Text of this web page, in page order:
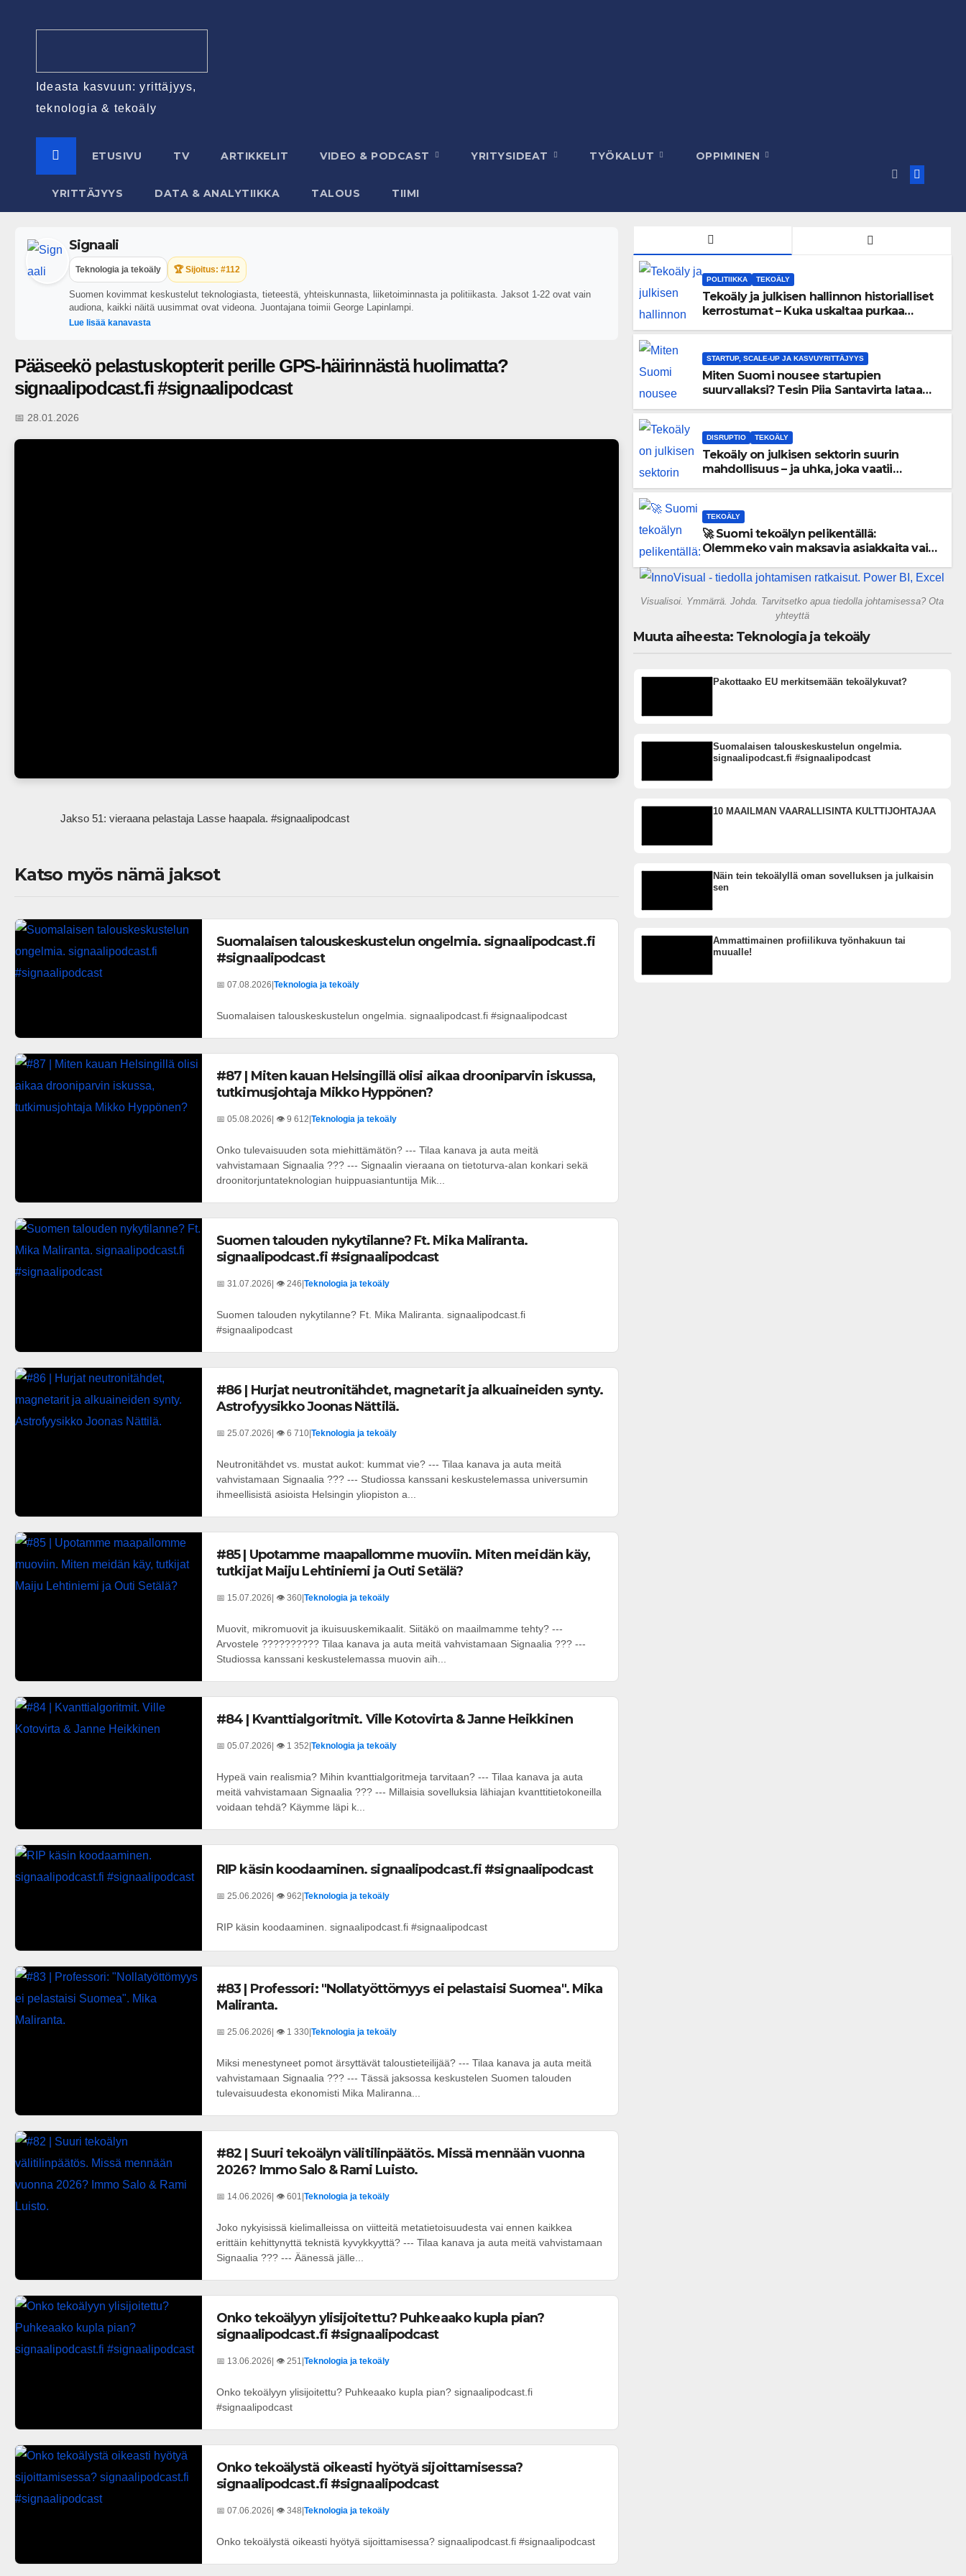
Ideasta kasvuun: yrittäjyys,
teknologia & tekoäly
ETUSIVU TV ARTIKKELIT VIDEO & PODCAST YRITYSIDEAT TYÖKALUT OPPIMINEN
YRITTÄJYYS DATA & ANALYTIIKKA TALOUS TIIMI
Signaali
Teknologia ja tekoäly 🏆 Sijoitus: #112
Suomen kovimmat keskustelut teknologiasta, tieteestä, yhteiskunnasta, liiketoiminnasta ja politiikasta. Jaksot 1-22 ovat vain
audiona, kaikki näitä uusimmat ovat videona. Juontajana toimii George Lapinlampi.
Lue lisää kanavasta
Pääseekö pelastuskopterit perille GPS-häirinnästä huolimatta?
signaalipodcast.fi #signaalipodcast
📅 28.01.2026
                Jakso 51: vieraana pelastaja Lasse haapala. #signaalipodcast
Katso myös nämä jaksot
Suomalaisen talouskeskustelun ongelmia. signaalipodcast.fi
#signaalipodcast
📅 07.08.2026 Teknologia ja tekoäly
Suomalaisen talouskeskustelun ongelmia. signaalipodcast.fi #signaalipodcast
#87 | Miten kauan Helsingillä olisi aikaa drooniparvin iskussa,
tutkimusjohtaja Mikko Hyppönen?
📅 05.08.2026 | 👁️ 9 612 Teknologia ja tekoäly
Onko tulevaisuuden sota miehittämätön? --- Tilaa kanava ja auta meitä
vahvistamaan Signaalia ??? --- Signaalin vieraana on tietoturva-alan konkari sekä
droonitorjuntateknologian huippuasiantuntija Mik...
Suomen talouden nykytilanne? Ft. Mika Maliranta.
signaalipodcast.fi #signaalipodcast
📅 31.07.2026 | 👁️ 246 Teknologia ja tekoäly
Suomen talouden nykytilanne? Ft. Mika Maliranta. signaalipodcast.fi
#signaalipodcast
#86 | Hurjat neutronitähdet, magnetarit ja alkuaineiden synty.
Astrofyysikko Joonas Nättilä.
📅 25.07.2026 | 👁️ 6 710 Teknologia ja tekoäly
Neutronitähdet vs. mustat aukot: kummat vie? --- Tilaa kanava ja auta meitä
vahvistamaan Signaalia ??? --- Studiossa kanssani keskustelemassa universumin
ihmeellisistä asioista Helsingin yliopiston a...
#85 | Upotamme maapallomme muoviin. Miten meidän käy,
tutkijat Maiju Lehtiniemi ja Outi Setälä?
📅 15.07.2026 | 👁️ 360 Teknologia ja tekoäly
Muovit, mikromuovit ja ikuisuuskemikaalit. Siitäkö on maailmamme tehty? ---
Arvostele ?????????? Tilaa kanava ja auta meitä vahvistamaan Signaalia ??? ---
Studiossa kanssani keskustelemassa muovin aih...
#84 | Kvanttialgoritmit. Ville Kotovirta & Janne Heikkinen
📅 05.07.2026 | 👁️ 1 352 Teknologia ja tekoäly
Hypeä vain realismia? Mihin kvanttialgoritmeja tarvitaan? --- Tilaa kanava ja auta
meitä vahvistamaan Signaalia ??? --- Millaisia sovelluksia lähiajan kvanttitietokoneilla
voidaan tehdä? Käymme läpi k...
RIP käsin koodaaminen. signaalipodcast.fi #signaalipodcast
📅 25.06.2026| 👁️ 962|Teknologia ja tekoäly
RIP käsin koodaaminen. signaalipodcast.fi #signaalipodcast
#83 | Professori: "Nollatyöttömyys ei pelastaisi Suomea". Mika
Maliranta.
📅 25.06.2026| 👁️ 1 330|Teknologia ja tekoäly
Miksi menestyneet pomot ärsyttävät taloustieteilijää? --- Tilaa kanava ja auta meitä
vahvistamaan Signaalia ??? --- Tässä jaksossa keskustelen Suomen talouden
tulevaisuudesta ekonomisti Mika Maliranna...
#82 | Suuri tekoälyn välitilinpäätös. Missä mennään vuonna
2026? Immo Salo & Rami Luisto.
📅 14.06.2026| 👁️ 601 |Teknologia ja tekoäly
Joko nykyisissä kielimalleissa on viitteitä metatietoisuudesta vai ennen kaikkea
erittäin kehittynyttä teknistä kyvykkyyttä? --- Tilaa kanava ja auta meitä vahvistamaan
Signaalia ??? --- Äänessä jälle...
Onko tekoälyyn ylisijoitettu? Puhkeaako kupla pian?
signaalipodcast.fi #signaalipodcast
📅 13.06.2026| 👁️ 251 |Teknologia ja tekoäly
Onko tekoälyyn ylisijoitettu? Puhkeaako kupla pian? signaalipodcast.fi
#signaalipodcast
Onko tekoälystä oikeasti hyötyä sijoittamisessa?
signaalipodcast.fi #signaalipodcast
📅 07.06.2026| 👁️ 348|Teknologia ja tekoäly
Onko tekoälystä oikeasti hyötyä sijoittamisessa? signaalipodcast.fi #signaalipodcast
POLITIIKKA TEKOÄLY
Tekoäly ja julkisen hallinnon historialliset
kerrostumat – Kuka uskaltaa purkaa
STARTUP, SCALE-UP JA KASVUYRITTÄJYYS
Miten Suomi nousee startupien
suurvallaksi? Tesin Piia Santavirta lataa
DISRUPTIO TEKOÄLY
Tekoäly on julkisen sektorin suurin
mahdollisuus – ja uhka, joka vaatii
TEKOÄLY
🚀 Suomi tekoälyn pelikentällä:
Olemmeko vain maksavia asiakkaita vai
gigatehtaan?
Visualisoi. Ymmärrä. Johda. Tarvitsetko apua tiedolla johtamisessa? Ota
yhteyttä
Muuta aiheesta: Teknologia ja tekoäly
Pakottaako EU merkitsemään tekoälykuvat?
Suomalaisen talouskeskustelun ongelmia.
signaalipodcast.fi #signaalipodcast
10 MAAILMAN VAARALLISINTA KULTTIJOHTAJAA
Näin tein tekoälyllä oman sovelluksen ja julkaisin
sen
Ammattimainen profiilikuva työnhakuun tai
muualle!